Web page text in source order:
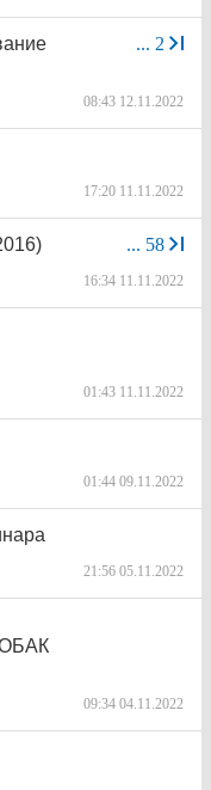
... 2
08:43 12.11.2022
17:20 11.11.2022
... 58
16:34 11.11.2022
01:43 11.11.2022
01:44 09.11.2022
21:56 05.11.2022
09:34 04.11.2022